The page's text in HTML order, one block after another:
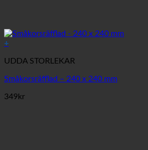
+
UDDA STORLEKAR
Småkorsräfflad – 240 x 240 mm
349 kr